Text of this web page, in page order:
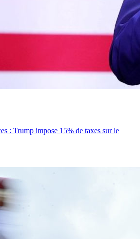
: Trump impose 15% de taxes sur le